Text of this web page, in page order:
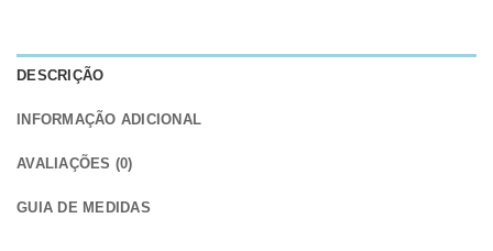
DESCRIÇÃO
INFORMAÇÃO ADICIONAL
AVALIAÇÕES (0)
GUIA DE MEDIDAS